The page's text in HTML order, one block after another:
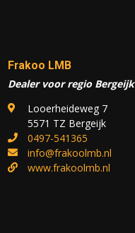
Frakoo LMB
Dealer voor regio Bergeijk
Looerheideweg 7
5571 TZ Bergeijk
0497-541365
info@frakoolmb.nl
www.frakoolmb.nl